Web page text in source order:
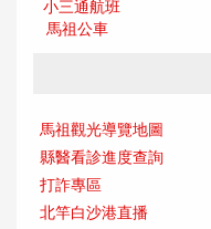
小三通航班
馬祖公車
馬祖觀光導覽地圖
縣醫看診進度查詢
打詐專區
北竿白沙港直播